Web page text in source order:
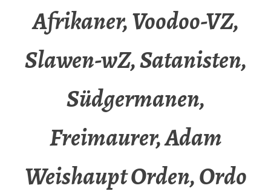
Afrikaner, Voodoo-VZ,
Slawen-wZ, Satanisten,
Südgermanen,
Freimaurer, Adam
Weishaupt Orden, Ordo